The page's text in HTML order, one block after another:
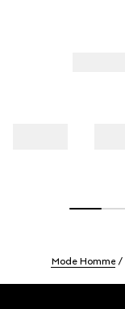
Mode Homme